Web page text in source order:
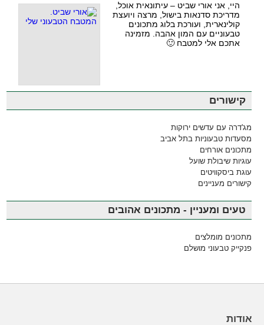
היי, אני אורי שביט – עיתונאית אוכל,
מדריכת סדנאות בישול, מרצה ויועצת
קולינארית, ועורכת בלוג מתכונים
טבעוניים עם המון אהבה. מזמינה
אתכם אלי למטבח 🙂
קישורים
מג'דרה עם עדשים ירוקות
מסעדות טבעוניות בתל אביב
מתכונים אורחים
עוגיות שיבולת שועל
עוגת ביסקוויטים
קישורים מעניינים
טעים ומעניין - מתכונים אהובים
מתכונים מומלצים
פנקייק טבעוני מושלם
אודות